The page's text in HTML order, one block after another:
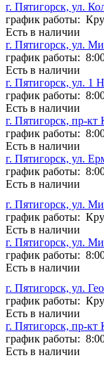
г. Пятигорск, ул.
график работы:
Есть в наличии
г. Пятигорск, ул.
график работы:
Есть в наличии
г. Пятигорск, ул. 1
график работы:
Есть в наличии
г. Пятигорск, пр-кт
график работы:
Есть в наличии
г. Пятигорск, ул.
график работы:
Есть в наличии
г. Пятигорск, ул.
график работы:
Есть в наличии
г. Пятигорск, ул.
график работы:
Есть в наличии
г. Пятигорск, ул.
график работы:
Есть в наличии
г. Пятигорск, пр-кт
график работы:
Есть в наличии